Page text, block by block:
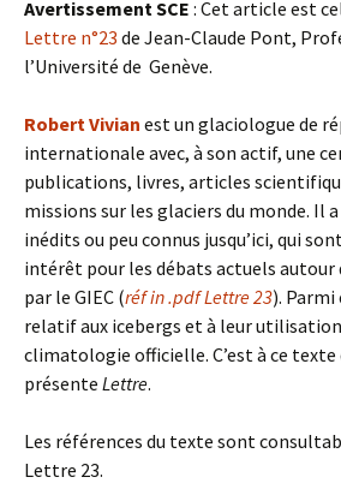
Avertissement SCE : Cet article est
Lettre n°23 de Jean-Claude Pont,
l’Université de Genève.
Robert Vivian est un glaciologue de
internationale avec, à son actif, une
publications, livres, articles
missions sur les glaciers du monde. Il
inédits ou peu connus jusqu’ici, qui
intérêt pour les débats actuels autour
par le GIEC (réf in .pdf Lettre 23).
relatif aux icebergs et à leur
climatologie officielle. C’est à ce texte
présente Lettre.
Les références du texte sont
Lettre 23.